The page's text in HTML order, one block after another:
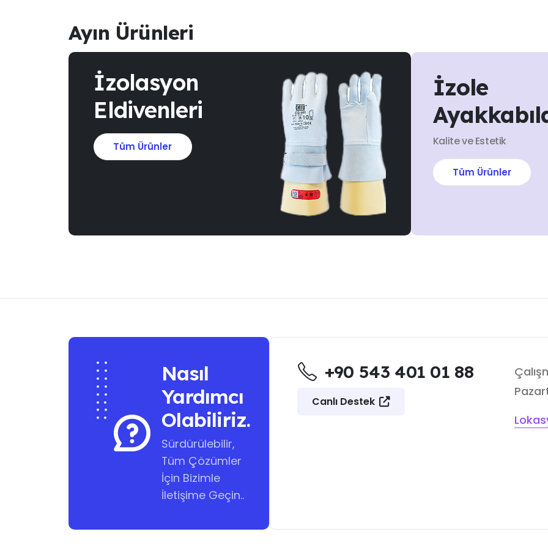
Ayın Ürünleri
İzolasyon
Eldivenleri
Tüm Ürünler
İzole
Kalite ve Estetik
Tüm Ürünler
Nasıl
Yardımcı
Olabiliriz.
Sürdürülebilir,
Tüm Çözümler
İçin Bizimle
İletişime Geçin..
+90 543 401 01 88
Canlı Destek